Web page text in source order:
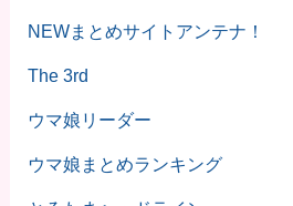
NEWまとめサイトアンテナ！
The 3rd
ウマ娘リーダー
ウマ娘まとめランキング